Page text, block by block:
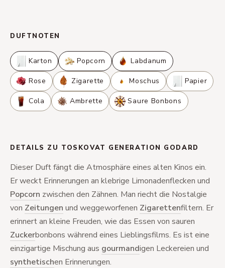
DUFTNOTEN
Karton Popcorn Labdanum
Rose Zigarette Moschus Papier
Cola Ambrette Saure Bonbons
DETAILS ZU TOSKOVAT GENERATION GODARD
Dieser Duft fängt die Atmosphäre eines alten Kinos ein.
Er weckt Erinnerungen an klebrige Limonadenflecken und
Popcorn zwischen den Zähnen. Man riecht die Nostalgie
von Zeitungen und weggeworfenen Zigarettenfiltern. Er
erinnert an kleine Freuden, wie das Essen von sauren
Zuckerbonbons während eines Lieblingsfilms. Es ist eine
einzigartige Mischung aus gourmandigen Leckereien und
synthetischen Erinnerungen.